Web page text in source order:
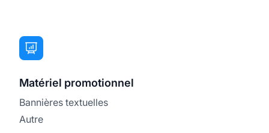
Matériel promotionnel
Bannières textuelles
Autre